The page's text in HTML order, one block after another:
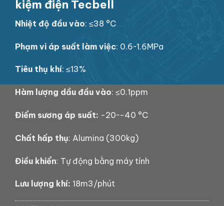
kiệm điện Tecbell
Nhiệt độ đầu vào: ≤38 °C
Phạm vi áp suất làm việc: 0.6~1.6MPa
Tiêu thụ khí: ≤13%
Hàm lượng dầu đầu vào: ≤0.1ppm
Điểm sương áp suất: -20~-40 °C
Chất hấp thụ: Alumina (300kg)
Điều khiển: Tự động bằng máy tính
Lưu lượng khí: 18m3/phút